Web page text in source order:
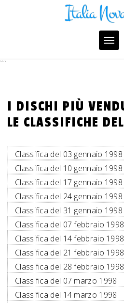
```
I DISCHI PIÙ
LE CLASSIFICHE
Classifica del 03 gennaio 1998
Classifica del 10 gennaio 1998
Classifica del 17 gennaio 1998
Classifica del 24 gennaio 1998
Classifica del 31 gennaio 1998
Classifica del 07 febbraio 1998
Classifica del 14 febbraio 1998
Classifica del 21 febbraio 1998
Classifica del 28 febbraio 1998
Classifica del 07 marzo 1998
Classifica del 14 marzo 1998